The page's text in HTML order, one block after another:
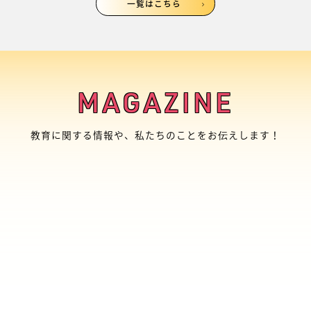
一覧はこちら
MAGAZINE
教育に関する情報や、私たちのことをお伝えします！